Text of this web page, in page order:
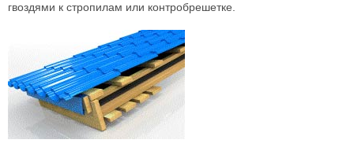
гвоздями к стропилам или контробрешетке.